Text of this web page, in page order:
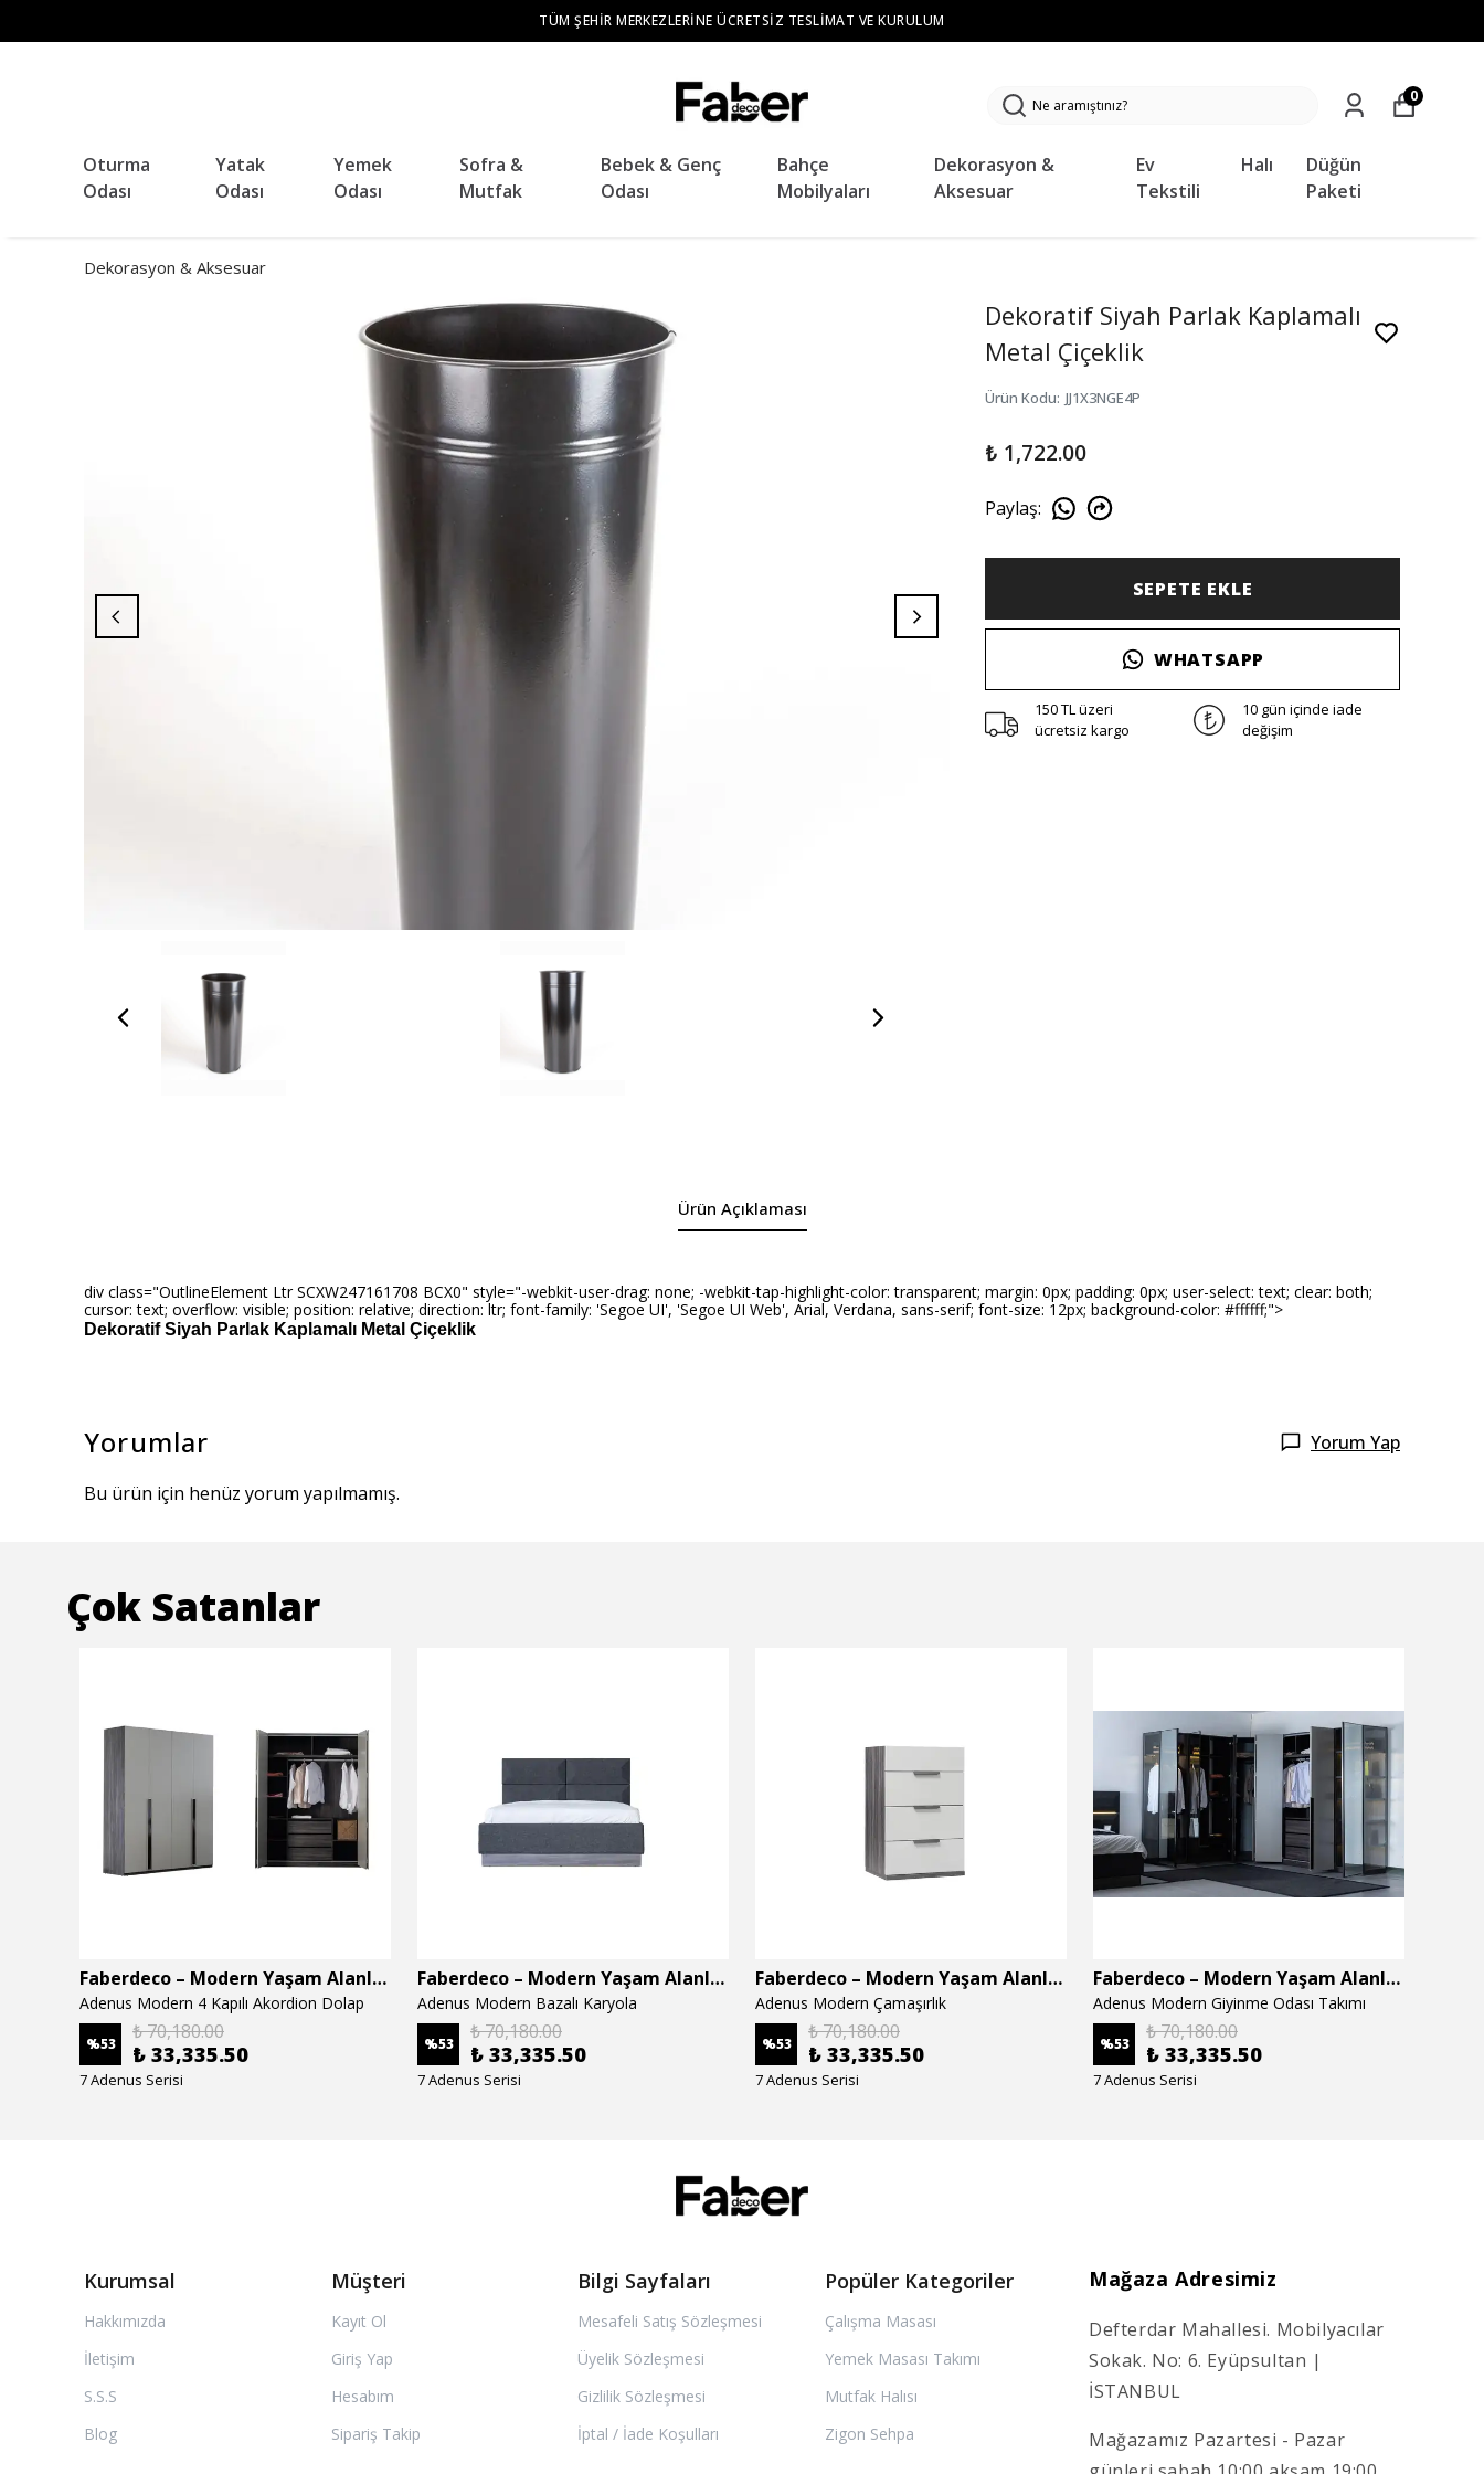
TÜM ŞEHIR MERKEZLERINE ÜCRETSIZ TESLIMAT VE KURULUM
Oturma
Odası
Yatak
Odası
Yemek
Odası
Sofra &
Mutfak
Bebek & Genç
Odası
Bahçe
Mobilyaları
Dekorasyon &
Aksesuar
Ev
Tekstili
Halı
Düğün
Paketi
0
Dekorasyon & Aksesuar
Dekoratif Siyah Parlak Kaplamalı
Metal Çiçeklik
Ürün Kodu: JJ1X3NGE4P
₺ 1,722.00
Paylaş:
SEPETE EKLE
WHATSAPP
150 TL üzeri
ücretsiz kargo
10 gün içinde iade
değişim
Ürün Açıklaması
div class="OutlineElement Ltr SCXW247161708 BCX0" style="-webkit-user-drag: none; -webkit-tap-highlight-color: transparent; margin: 0px; padding: 0px; user-select: text; clear: both;
cursor: text; overflow: visible; position: relative; direction: ltr; font-family: 'Segoe UI', 'Segoe UI Web', Arial, Verdana, sans-serif; font-size: 12px; background-color: #ffffff;">
Dekoratif Siyah Parlak Kaplamalı Metal Çiçeklik
Yorumlar Yorum Yap
Bu ürün için henüz yorum yapılmamış.
Çok Satanlar
Faberdeco – Modern Yaşam Alanları İçin Özel Tasarım Mobilyalar
Adenus Modern 4 Kapılı Akordion Dolap
%53
₺ 70,180.00
₺ 33,335.50
7 Adenus Serisi
Faberdeco – Modern Yaşam Alanları İçin Özel Tasarım Mobilyalar
Adenus Modern Bazalı Karyola
%53
₺ 70,180.00
₺ 33,335.50
7 Adenus Serisi
Faberdeco – Modern Yaşam Alanları İçin Özel Tasarım Mobilyalar
Adenus Modern Çamaşırlık
%53
₺ 70,180.00
₺ 33,335.50
7 Adenus Serisi
Faberdeco – Modern Yaşam Alanları İçin Özel Tasarım Mobilyalar
Adenus Modern Giyinme Odası Takımı
%53
₺ 70,180.00
₺ 33,335.50
7 Adenus Serisi
Kurumsal
Hakkımızda
İletişim
S.S.S
Blog
Müşteri
Kayıt Ol
Giriş Yap
Hesabım
Sipariş Takip
Bilgi Sayfaları
Mesafeli Satış Sözleşmesi
Üyelik Sözleşmesi
Gizlilik Sözleşmesi
İptal / İade Koşulları
Popüler Kategoriler
Çalışma Masası
Yemek Masası Takımı
Mutfak Halısı
Zigon Sehpa
Mağaza Adresimiz
Defterdar Mahallesi. Mobilyacılar
Sokak. No: 6. Eyüpsultan |
İSTANBUL
Mağazamız Pazartesi - Pazar